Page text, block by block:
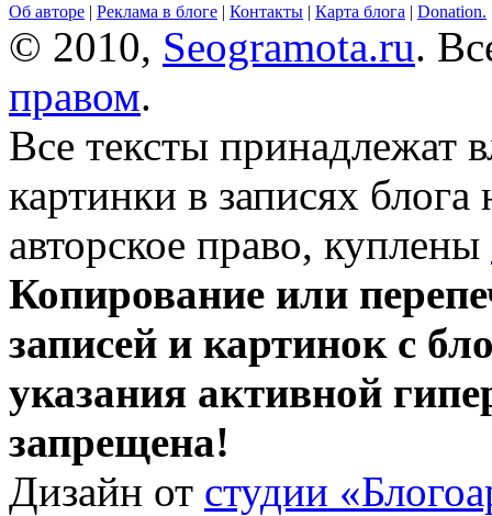
Об авторе | Реклама в блоге | Контакты | Карта блога | Donation.
© 2010, Seogramota.ru.
правом.
Все тексты принадлежат
картинки в записях
авторское право, куплены
Копирование или
записей и картинок с
указания активной
запрещена!
Дизайн от студии